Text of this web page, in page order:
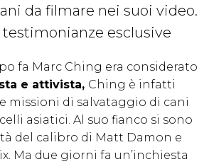
da filmare nei suoi video.
testimonianze esclusive
fa Marc Ching era considerato
e attivista, Ching è infatti
missioni di salvataggio di cani
asiatici. Al suo fianco si sono
del calibro di Matt Damon e
Ma due giorni fa un’inchiesta